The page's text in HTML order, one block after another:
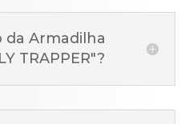
da Armadilha
TRAPPER"?